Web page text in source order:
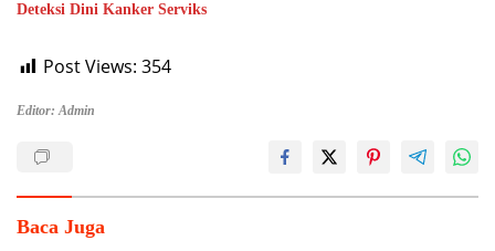
Deteksi Dini Kanker Serviks
Post Views: 354
Editor: Admin
Baca Juga